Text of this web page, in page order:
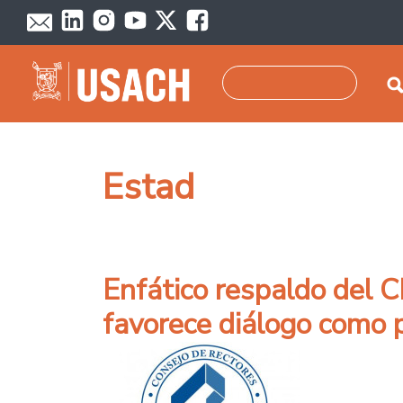
Pasar al contenido principal
Estad
Enfático respaldo del
favorece diálogo como